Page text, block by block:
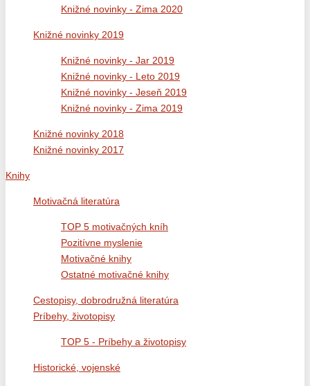
Knižné novinky - Zima 2020
Knižné novinky 2019
Knižné novinky - Jar 2019
Knižné novinky - Leto 2019
Knižné novinky - Jeseň 2019
Knižné novinky - Zima 2019
Knižné novinky 2018
Knižné novinky 2017
Knihy
Motivačná literatúra
TOP 5 motivačných kníh
Pozitívne myslenie
Motivačné knihy
Ostatné motivačné knihy
Cestopisy, dobrodružná literatúra
Príbehy, životopisy
TOP 5 - Príbehy a životopisy
Historické, vojenské